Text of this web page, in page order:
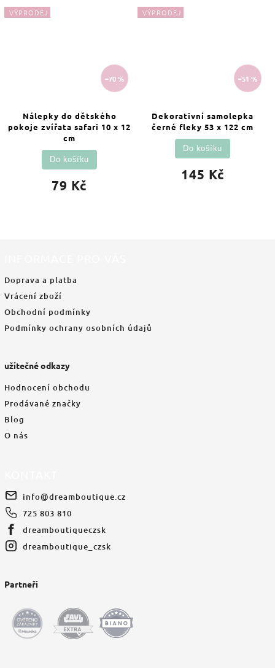
VÝPRODEJ
–70 %
Nálepky do dětského
pokoje zvířata safari 10 x 12
cm
79 Kč
Do košíku
VÝPRODEJ
–51 %
Dekorativní samolepka
černé fleky 53 x 122 cm
145 Kč
Do košíku
Doprava a platba
Vrácení zboží
Obchodní podmínky
Podmínky ochrany osobních údajů
užitečné odkazy
Hodnocení obchodu
Prodávané značky
Blog
O nás
info@dreamboutique.cz
725 803 810
dreamboutiqueczsk
dreamboutique_czsk
Partneři